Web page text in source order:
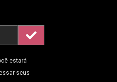
estará
seus